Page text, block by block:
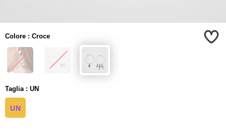
Colore : Croce
Taglia: UN
UN